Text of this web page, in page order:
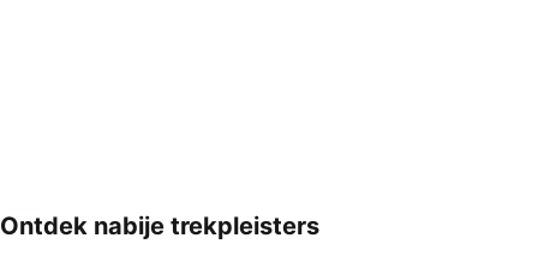
Kaart uitvouwen
Ontdek nabije trekpleisters